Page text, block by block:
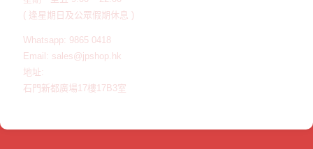
( 逢星期日及公眾假期休息 )
Whatsapp: 9865 0418
Email: sales@jpshop.hk
地址:
石門新都廣場17樓17B3室